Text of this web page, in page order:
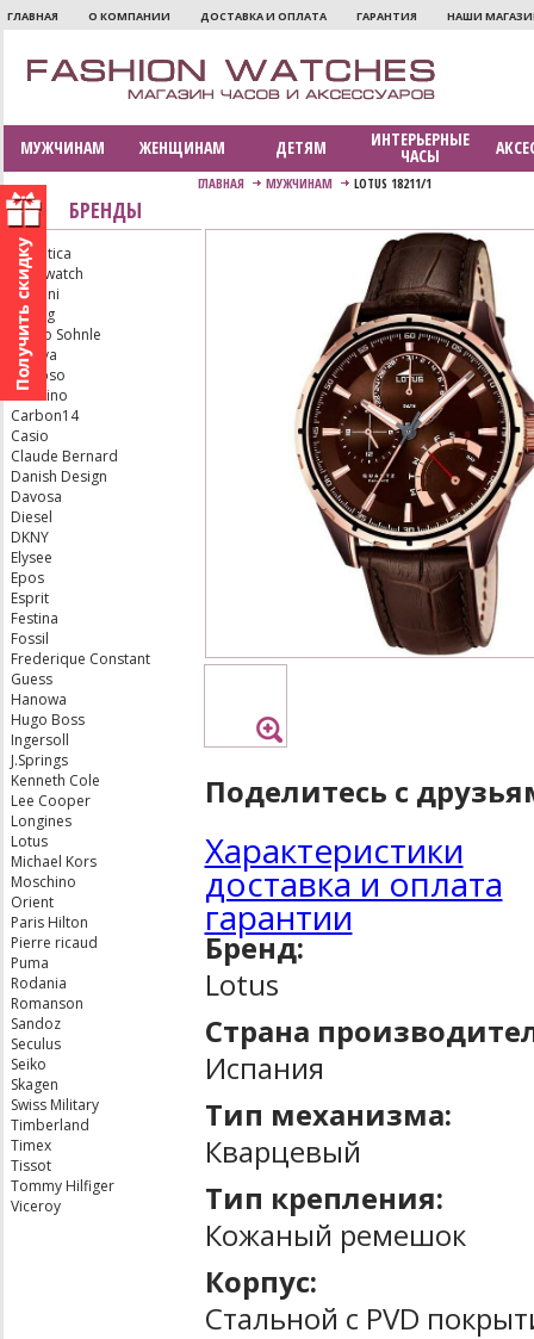
ГЛАВНАЯ О КОМПАНИИ ДОСТАВКА И ОПЛАТА ГАРАНТИЯ НАШИ
МУЖЧИНАМ ЖЕНЩИНАМ ДЕТЯМ ИНТЕРЬЕРНЫЕ
ЧАСЫ
ГЛАВНАЯ МУЖЧИНАМ LOTUS 18211/1
БРЕНДЫ
Adriatica
Aerowatch
Armani
Bering
Bruno Sohnle
Bulova
Calypso
Candino
Carbon14
Casio
Claude Bernard
Danish Design
Davosa
Diesel
DKNY
Elysee
Epos
Esprit
Festina
Fossil
Frederique Constant
Guess
Hanowa
Hugo Boss
Ingersoll
J.Springs
Kenneth Cole
Lee Cooper
Longines
Lotus
Michael Kors
Moschino
Orient
Paris Hilton
Pierre ricaud
Puma
Rodania
Romanson
Sandoz
Seculus
Seiko
Skagen
Swiss Military
Timberland
Timex
Tissot
Tommy Hilfiger
Viceroy
Поделитесь с
Характеристики
доставка и оплата
гарантии
Бренд:
Lotus
Страна
Испания
Тип механизма:
Кварцевый
Тип крепления:
Кожаный ремешок
Корпус:
Стальной с PVD